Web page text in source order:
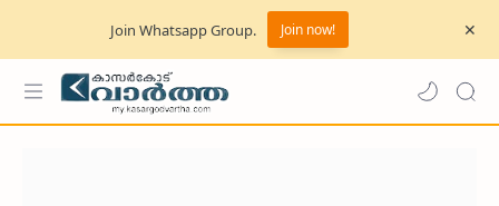
Join Whatsapp Group. Join now!